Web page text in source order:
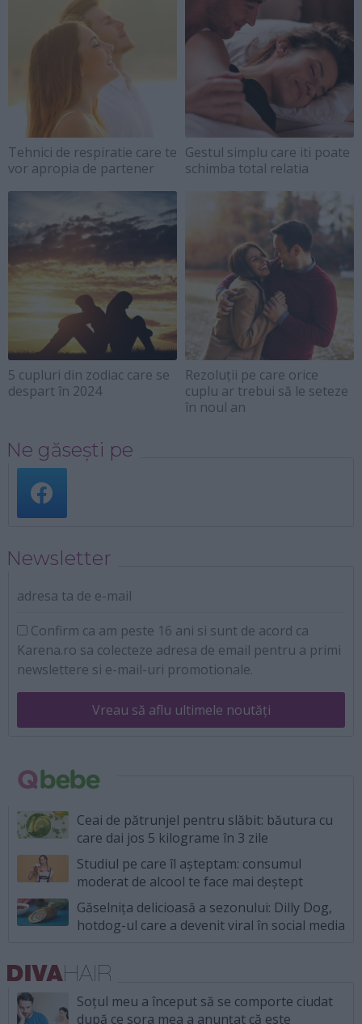
Tehnici de respiratie care te
vor apropia de partener
Gestul simplu care iti poate
schimba total relatia
5 cupluri din zodiac care se
despart în 2024
Rezoluții pe care orice
cuplu ar trebui să le seteze
în noul an
Ne găsești pe
Newsletter
adresa ta de e-mail
Confirm ca am peste 16 ani si sunt de acord ca
Karena.ro sa colecteze adresa de email pentru a primi
newslettere si e-mail-uri promotionale.
Vreau să aflu ultimele noutăți
Ceai de pătrunjel pentru slăbit: băutura cu
care dai jos 5 kilograme în 3 zile
Studiul pe care îl așteptam: consumul
moderat de alcool te face mai deștept
Găselnița delicioasă a sezonului: Dilly Dog,
hotdog-ul care a devenit viral în social media
Soțul meu a început să se comporte ciudat
după ce sora mea a anunțat că este